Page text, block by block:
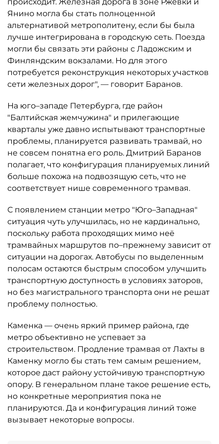
Янино могла бы стать полноценной
альтернативой метрополитену, если бы была
лучше интегрирована в городскую сеть. Поезда
могли бы связать эти районы с Ладожским и
Финляндским вокзалами. Но для этого
потребуется реконструкция некоторых участков
сети железных дорог", — говорит Баранов.
На юго–западе Петербурга, где район
"Балтийская жемчужина" и прилегающие
кварталы уже давно испытывают транспортные
проблемы, планируется развивать трамвай, но
не совсем понятна его роль. Дмитрий Баранов
полагает, что конфигурация планируемых линий
больше похожа на подвозящую сеть, что не
соответствует нише современного трамвая.
С появлением станции метро "Юго–Западная"
ситуация чуть улучшилась, но не кардинально,
поскольку работа проходящих мимо неё
трамвайных маршрутов по–прежнему зависит от
ситуации на дорогах. Автобусы по выделенным
полосам остаются быстрым способом улучшить
транспортную доступность в условиях заторов,
но без магистрального транспорта они не решат
проблему полностью.
Каменка — очень яркий пример района, где
метро объективно не успевает за
строительством. Продление трамвая от Лахты в
Каменку могло бы стать тем самым решением,
которое даст району устойчивую транспортную
опору. В генеральном плане такое решение есть,
но конкретные мероприятия пока не
планируются. Да и конфигурация линий тоже
вызывает некоторые вопросы.